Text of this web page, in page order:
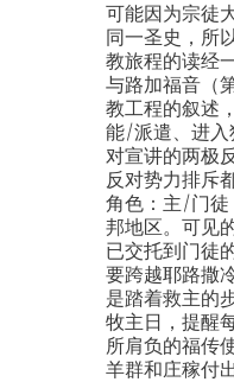
可能因为宗徒
同一圣史，所
教旅程的读经
与路加福音（
教工程的叙述
能/派遣、进入
对宣讲的两极
反对势力排斥
角色：主/门
邦地区。可见
已交托到门徒
要跨越耶路撒
是踏着救主的
牧主日，提醒
所肩负的福传
羊群和庄稼付